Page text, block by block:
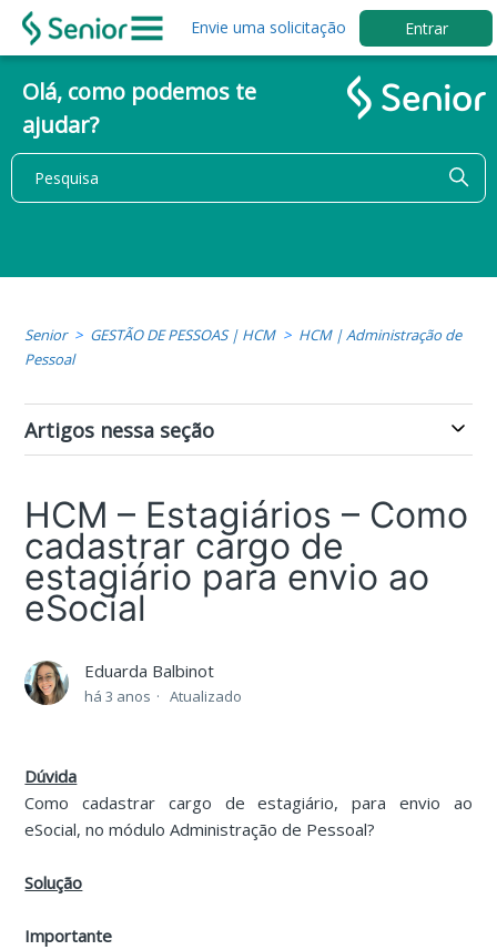
Envie uma solicitação Entrar
Olá, como podemos te
ajudar?
Senior GESTÃO DE PESSOAS | HCM
HCM | Administração de
Pessoal
Artigos nessa seção
HCM – Estagiários – Como
cadastrar cargo de
estagiário para envio ao
eSocial
Eduarda Balbinot
há 3 anos Atualizado
Dúvida
Como cadastrar cargo de estagiário, para envio ao
eSocial, no módulo Administração de Pessoal?
Solução
Importante